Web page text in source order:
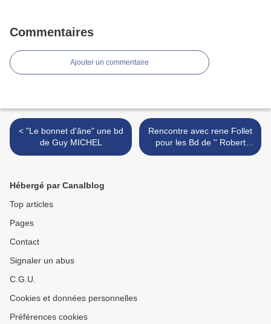
Commentaires
Ajouter un commentaire
< "Le bonnet d'âne" une bd
de Guy MICHEL
Rencontre avec rene Follet
pour les Bd de '' Robert
Louis Stevenson, (Dupuis )
Hébergé par Canalblog
Top articles
Pages
Contact
Signaler un abus
C.G.U.
Cookies et données personnelles
Préférences cookies